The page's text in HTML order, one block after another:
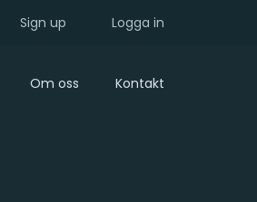
Sign up Logga in
Om oss Kontakt